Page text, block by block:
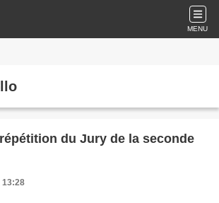
MENU
du Jury de la seconde
13:28